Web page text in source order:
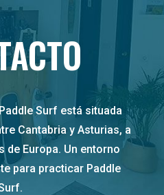
Surf está situada
Cantabria y Asturias, a
de Europa. Un entorno
para practicar Paddle